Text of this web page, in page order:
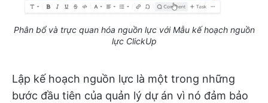
Phân bổ và trực quan hóa nguồn lực với Mẫu kế hoạch nguồn
lực ClickUp
Lập kế hoạch nguồn lực là một trong những
bước đầu tiên của quản lý dự án vì nó đảm bảo